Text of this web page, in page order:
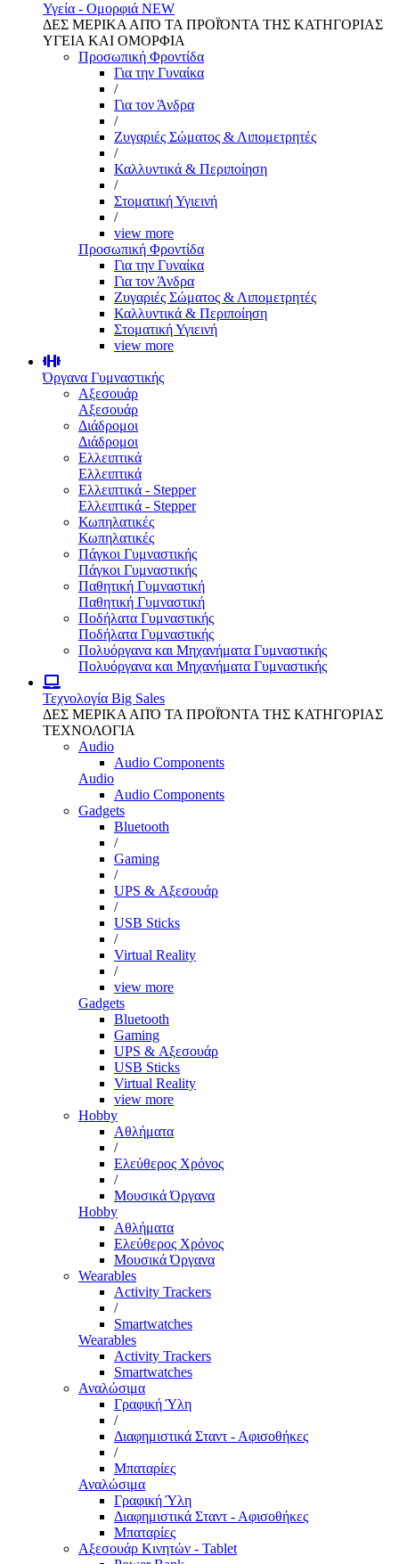
Υγεία - Ομορφιά NEW
ΔΕΣ ΜΕΡΙΚΑ ΑΠΌ ΤΑ ΠΡΟΪΌΝΤΑ ΤΗΣ ΚΑΤΗΓΟΡΙΑΣ
ΥΓΕΙΑ ΚΑΙ ΟΜΟΡΦΙΑ
Προσωπική Φροντίδα
Για την Γυναίκα
/
Για τον Άνδρα
/
Ζυγαριές Σώματος & Λιπομετρητές
/
Καλλυντικά & Περιποίηση
/
Στοματική Υγιεινή
/
view more
Προσωπική Φροντίδα
Για την Γυναίκα
Για τον Άνδρα
Ζυγαριές Σώματος & Λιπομετρητές
Καλλυντικά & Περιποίηση
Στοματική Υγιεινή
view more
Όργανα Γυμναστικής
Αξεσουάρ
Αξεσουάρ
Διάδρομοι
Διάδρομοι
Ελλειπτικά
Ελλειπτικά
Ελλειπτικά - Stepper
Ελλειπτικά - Stepper
Κωπηλατικές
Κωπηλατικές
Πάγκοι Γυμναστικής
Πάγκοι Γυμναστικής
Παθητική Γυμναστική
Παθητική Γυμναστική
Ποδήλατα Γυμναστικής
Ποδήλατα Γυμναστικής
Πολυόργανα και Μηχανήματα Γυμναστικής
Πολυόργανα και Μηχανήματα Γυμναστικής
Τεχνολογία Big Sales
ΔΕΣ ΜΕΡΙΚΑ ΑΠΌ ΤΑ ΠΡΟΪΌΝΤΑ ΤΗΣ ΚΑΤΗΓΟΡΙΑΣ
ΤΕΧΝΟΛΟΓΙΑ
Audio
Audio Components
Audio
Audio Components
Gadgets
Bluetooth
/
Gaming
/
UPS & Αξεσουάρ
/
USB Sticks
/
Virtual Reality
/
view more
Gadgets
Bluetooth
Gaming
UPS & Αξεσουάρ
USB Sticks
Virtual Reality
view more
Hobby
Αθλήματα
/
Ελεύθερος Χρόνος
/
Μουσικά Όργανα
Hobby
Αθλήματα
Ελεύθερος Χρόνος
Μουσικά Όργανα
Wearables
Activity Trackers
/
Smartwatches
Wearables
Activity Trackers
Smartwatches
Αναλώσιμα
Γραφική Ύλη
/
Διαφημιστικά Σταντ - Αφισοθήκες
/
Μπαταρίες
Αναλώσιμα
Γραφική Ύλη
Διαφημιστικά Σταντ - Αφισοθήκες
Μπαταρίες
Αξεσουάρ Κινητών - Tablet